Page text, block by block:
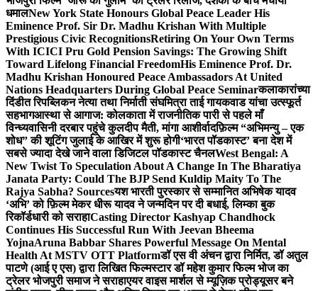
धमालNew York State Honours Global Peace Leader His
Eminence Prof. Sir Dr. Madhu Krishan With Multiple
Prestigious Civic RecognitionsRetiring On Your Own Terms
With ICICI Pru Gold Pension Savings: The Growing Shift
Toward Lifelong Financial FreedomHis Eminence Prof. Dr.
Madhu Krishan Honoured Peace Ambassadors At United
Nations Headquarters During Global Peace Seminarकलाकारांच्या
दिंडीत रिपब्लिकन नेत्या तथा निर्माती संघमित्रा ताई गायकवाड यांचा उत्स्फूर्त
सहभागआस्था से आगाज: कोलकाता में राजनीतिक पारी से पहले माँ
विन्ध्यवासिनी दरबार पहुंचे कुलदीप मैती, मांगा आशीर्वादफ़िल्म “अभिमन्यु – एक
शोध” की शूटिंग जुलाई के आखिर में शुरू होगी‘भारत पॉडकास्ट’ बना देश में
सबसे ज्यादा देखे जाने वाला डिजिटल पॉडकास्ट चैनलWest Bengal: A
New Twist To Speculation About A Change In The Bharatiya
Janata Party: Could The BJP Send Kuldip Maity To The
Rajya Sabha? Sourcesयश भारती पुरस्कार से सम्मानित अभिषेक यादव
‘अभि’ को फ़िल्म मेकर धीरू यादव ने जन्मदिन पर दी बधाई, लिम्का बुक
रिकॉर्डधारी को सराहाCasting Director Kashyap Chandhock
Continues His Successful Run With Jeevan Bheema
YojnaAruna Babbar Shares Powerful Message On Mental
Health At MSTV OTT Platformडॉ एस वी अंचन द्वारा निर्मित, डॉ अतुल
पाटणे (आई ए एस) द्वारा लिखित फिल्मस्टार डॉ महेश कुमार फिल्म भोज का
ट्रेलर भोजपुरी समाज ने सराहाएयर वाइस मार्शल से म्यूज़िक प्रोड्यूसर बने